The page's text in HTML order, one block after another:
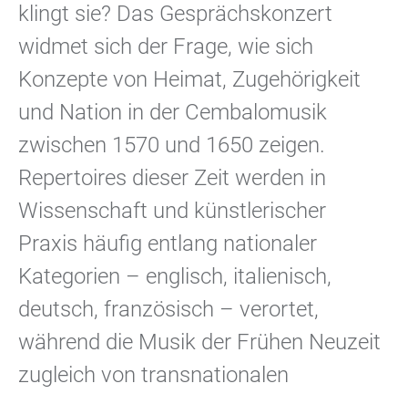
klingt sie? Das Gesprächskonzert
widmet sich der Frage, wie sich
Konzepte von Heimat, Zugehörigkeit
und Nation in der Cembalomusik
zwischen 1570 und 1650 zeigen.
Repertoires dieser Zeit werden in
Wissenschaft und künstlerischer
Praxis häufig entlang nationaler
Kategorien – englisch, italienisch,
deutsch, französisch – verortet,
während die Musik der Frühen Neuzeit
zugleich von transnationalen